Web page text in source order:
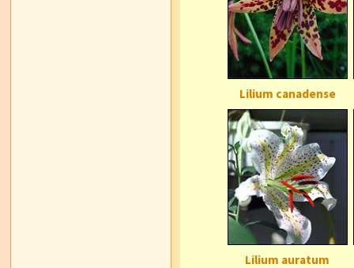
Lilium canadense
Lilium auratum